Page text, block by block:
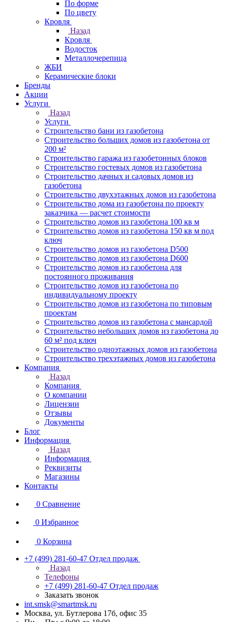
По форме
По цвету
Кровля
Назад
Кровля
Водосток
Металлочерепица
ЖБИ
Керамические блоки
Бренды
Акции
Услуги
Назад
Услуги
Строительство бани из газобетона
Строительство больших домов из газобетона от
200 м²
Строительство гаража из газобетонных блоков
Строительство гостевых домов из газобетона
Строительство дачных и садовых домов из
газобетона
Строительство двухэтажных домов из газобетона
Строительство дома из газобетона по проекту
заказчика — расчет стоимости
Строительство домов из газобетона 100 кв м
Строительство домов из газобетона 150 кв м под
ключ
Строительство домов из газобетона D500
Строительство домов из газобетона D600
Строительство домов из газобетона для
постоянного проживания
Строительство домов из газобетона по
индивидуальному проекту
Строительство домов из газобетона по типовым
проектам
Строительство домов из газобетона с мансардой
Строительство небольших домов из газобетона до
60 м² под ключ
Строительство одноэтажных домов из газобетона
Строительство трехэтажных домов из газобетона
Компания
Назад
Компания
О компании
Лицензии
Отзывы
Документы
Блог
Информация
Назад
Информация
Реквизиты
Магазины
Контакты
0 Сравнение
0 Избранное
0 Корзина
+7 (499) 281-60-47 Отдел продаж
Назад
Телефоны
+7 (499) 281-60-47 Отдел продаж
Заказать звонок
int.smsk@smartmsk.ru
Москва, ул. Бутлерова 17б, офис 35